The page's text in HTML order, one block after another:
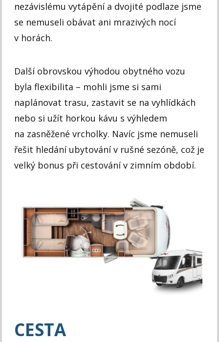
nezávislému vytápění a dvojité podlaze jsme
se nemuseli obávat ani mrazivých nocí
v horách.
Další obrovskou výhodou obytného vozu
byla flexibilita – mohli jsme si sami
naplánovat trasu, zastavit se na vyhlídkách
nebo si užít horkou kávu s výhledem
na zasněžené vrcholky. Navíc jsme nemuseli
řešit hledání ubytování v rušné sezóně, což je
velký bonus při cestování v zimním období.
CESTA